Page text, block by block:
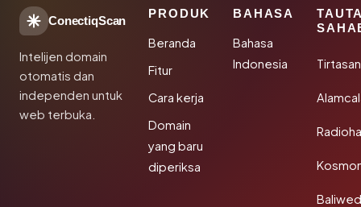
ConectiqScan
Intelijen domain
otomatis dan
independen untuk
web terbuka.
PRODUK
Beranda
Fitur
Cara kerja
Domain
yang baru
diperiksa
BAHASA
Bahasa
Indonesia